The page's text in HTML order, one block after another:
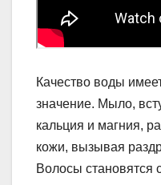
Качество воды
значение. Мыло,
кальция и магния,
кожи, вызывая
Волосы становятся